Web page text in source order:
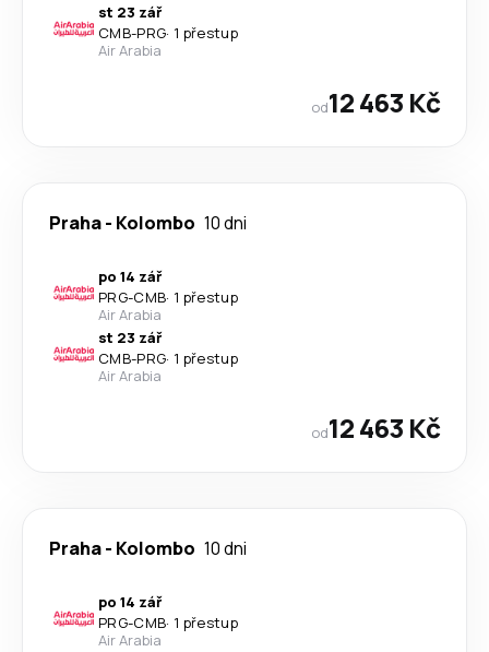
st 23 zář
CMB-PRG· 1 přestup
Air Arabia
od12 463 Kč
Praha- Kolombo 10 dni
po 14 zář
PRG-CMB· 1 přestup
Air Arabia
st 23 zář
CMB-PRG· 1 přestup
Air Arabia
od12 463 Kč
Praha- Kolombo 10 dni
po 14 zář
PRG-CMB· 1 přestup
Air Arabia